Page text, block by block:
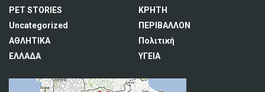
PET STORIES
Uncategorized
ΑΘΛΗΤΙΚΑ
ΕΛΛΑΔΑ
ΚΡΗΤΗ
ΠΕΡΙΒΑΛΛΟΝ
Πολιτική
ΥΓΕΙΑ